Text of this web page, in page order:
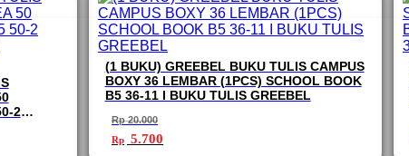
2
(1 BUKU) GREEBEL BUKU TULIS CAMPUS
BOXY 36 LEMBAR (1PCS) SCHOOL BOOK
B5 36-11 I BUKU TULIS GREEBEL
Rp20.000
Harga
aslinya
Rp 5.700saat